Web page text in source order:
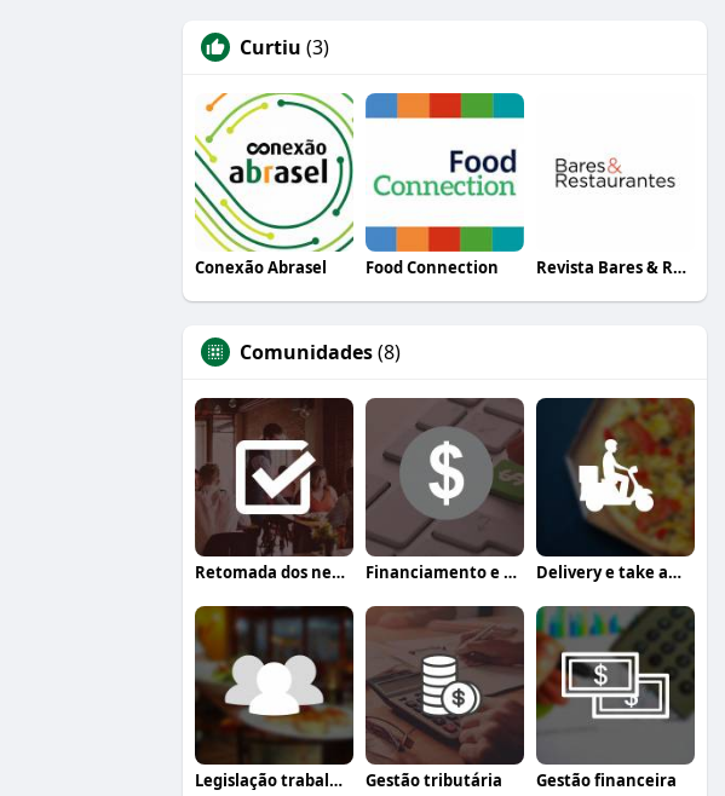
Curtiu (3)
Conexão Abrasel Food Connection Revista Bares & Restaurantes
Comunidades(8)
Retomada dos negócios Financiamento e crédito Delivery e take away
Legislação trabalhista Gestão tributária Gestão financeira